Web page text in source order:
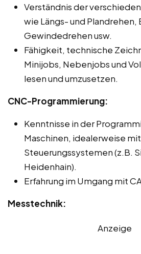
Verständnis der
wie Längs- und Plandrehen,
Gewindedrehen usw.
Fähigkeit, technische
Minijobs, Nebenjobs und
lesen und umzusetzen.
CNC-Programmierung:
Kenntnisse in der
Maschinen, idealerweise
Steuerungssystemen (z.B.
Heidenhain).
Erfahrung im Umgang mit
Messtechnik:
Anzeige